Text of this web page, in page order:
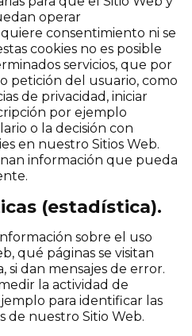
operar
consentimiento ni se
cookies no es posible
servicios, que por
petición del usuario, como
de privacidad, iniciar
por ejemplo
o la decisión con
en nuestro Sitios Web.
información que pueda
(estadística).
sobre el uso
qué páginas se visitan
si dan mensajes de error.
la actividad de
para identificar las
de nuestro Sitio Web.